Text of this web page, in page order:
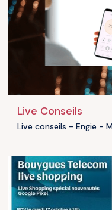
Live Conseils
Live conseils - Engie -